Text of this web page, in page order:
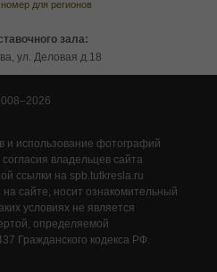
для регионов
зала:
ул. Деловая д.18
и использование фотографий
согласия владельцев сайта
ссылки на spb.tutkresla.ru
сайте, носит ознакомительный
условиях не является
определяемой
Гражданского кодекса РФ.